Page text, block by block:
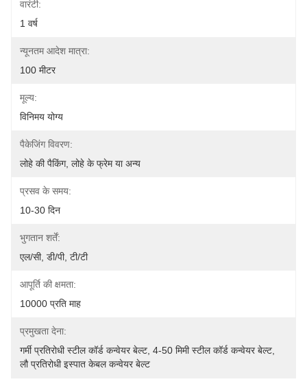
वारंटी:
1 वर्ष
न्यूनतम आदेश मात्रा:
100 मीटर
मूल्य:
विनिमय योग्य
पैकेजिंग विवरण:
लोहे की पैकिंग, लोहे के फ्रेम या अन्य
प्रसव के समय:
10-30 दिन
भुगतान शर्तें:
एल/सी, डी/पी, टी/टी
आपूर्ति की क्षमता:
10000 प्रति माह
प्रमुखता देना:
गर्मी प्रतिरोधी स्टील कॉर्ड कन्वेयर बेल्ट 4-50 मिमी स्टील कॉर्ड कन्वेयर बेल्ट
लौ प्रतिरोधी इस्पात केबल कन्वेयर बेल्ट